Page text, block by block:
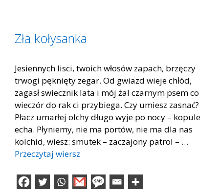
Zła kołysanka
Jesiennych lisci, twoich włosów zapach, brzęczy
trwogi pęknięty zegar. Od gwiazd wieje chłód,
zagasł swiecznik lata i mój żal czarnym psem co
wieczór do rak ci przybiega. Czy umiesz zasnać?
Płacz umarłej olchy długo wyje po nocy – kopule
echa. Płyniemy, nie ma portów, nie ma dla nas
kolchid, wiesz: smutek – zaczajony patrol – …
Przeczytaj wiersz